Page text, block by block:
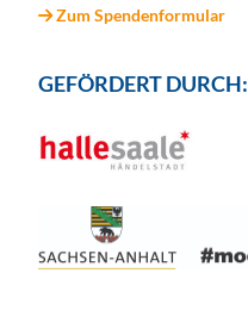
Zum Spendenformular
GEFÖRDERT DURCH: